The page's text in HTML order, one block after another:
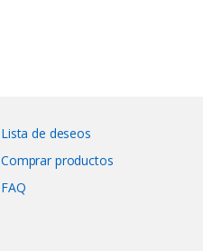
Lista de deseos
Comprar productos
FAQ